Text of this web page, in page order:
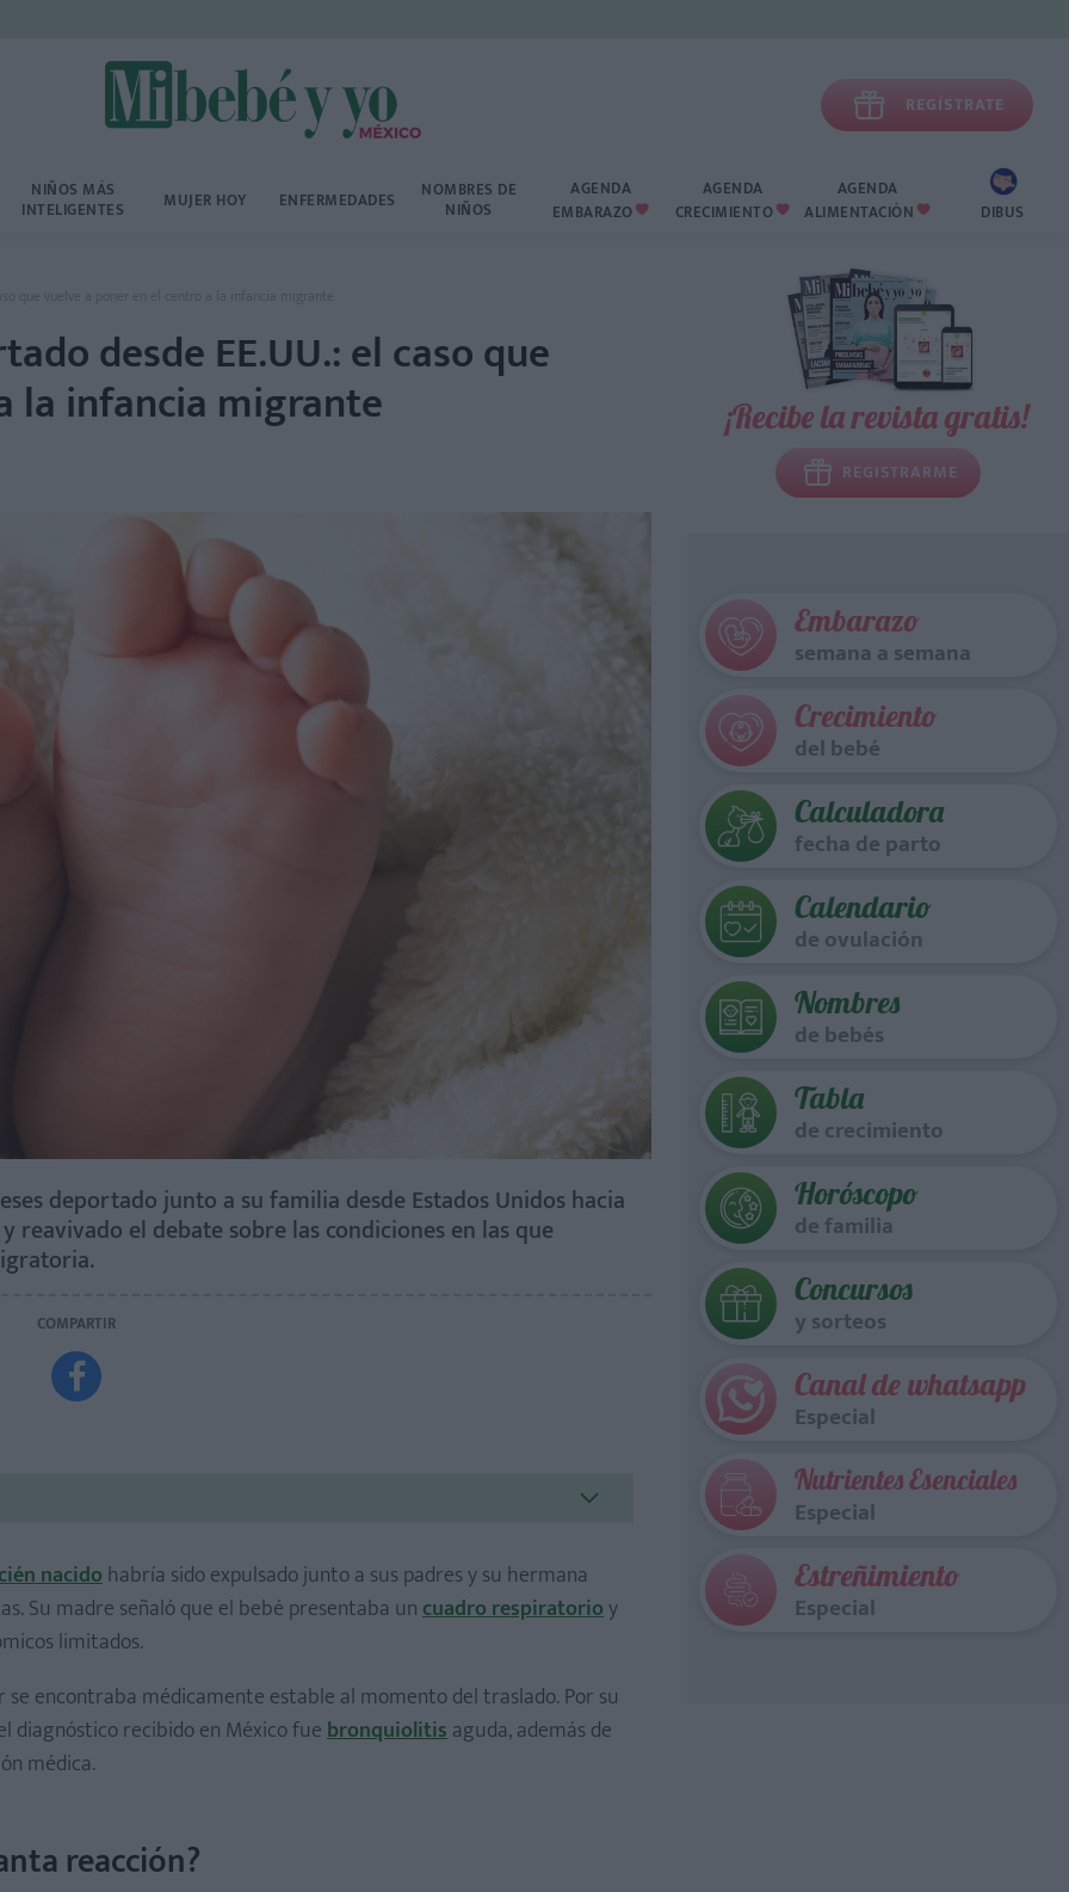
 REGÍSTRATE
NIÑOS MÁS
INTELIGENTES MUJER HOY ENFERMEDADES NOMBRES DE
NIÑOS
AGENDA
EMBARAZO 
AGENDA
CRECIMIENTO 
AGENDA
ALIMENTACIÓN  DIBUS
que vuelve a poner en el centro a la infancia migrante
desde EE.UU.: el caso que
la infancia migrante
deportado junto a su familia desde Estados Unidos hacia
el debate sobre las condiciones en las que
COMPARTIR

nacidohabría sido expulsado junto a sus padres y su hermana
Su madre señaló que el bebé presentaba uncuadro respiratorioy
limitados.
encontraba médicamente estable al momento del traslado. Por su
diagnóstico recibido en México fuebronquiolitisaguda, además de
médica.
reacción?
¡Recibe la revista gratis!
REGISTRARME
Embarazo
semana a semana
Crecimiento
del bebé
Calculadora
fecha de parto
Calendario
de ovulación
Nombres
de bebés
Tabla
de crecimiento
Horóscopo
de familia
Concursos
y sorteos
Canal de whatsapp
Especial
Nutrientes Esenciales
Especial
Estreñimiento
Especial